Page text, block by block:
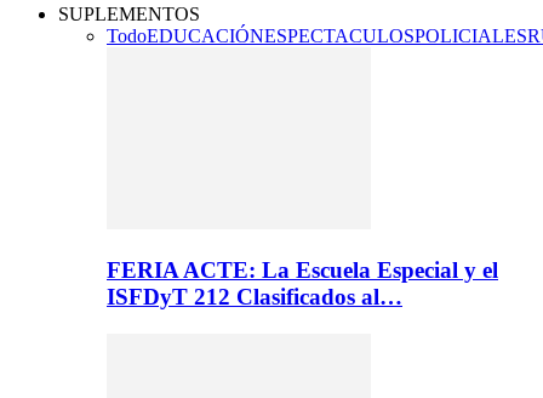
SUPLEMENTOS
TodoEDUCACIÓNESPECTACULOSPOLICIALES
FERIA ACTE: La Escuela Especial y el
ISFDyT 212 Clasificados al…